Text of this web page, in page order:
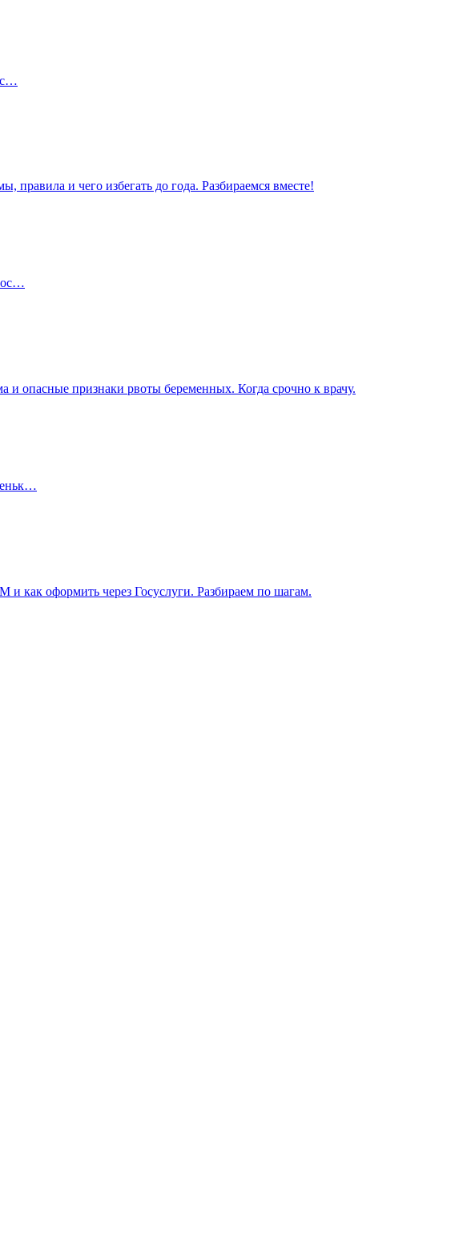
правила и чего избегать до года. Разбираемся вместе!
и опасные признаки рвоты беременных. Когда срочно к врачу.
как оформить через Госуслуги. Разбираем по шагам.